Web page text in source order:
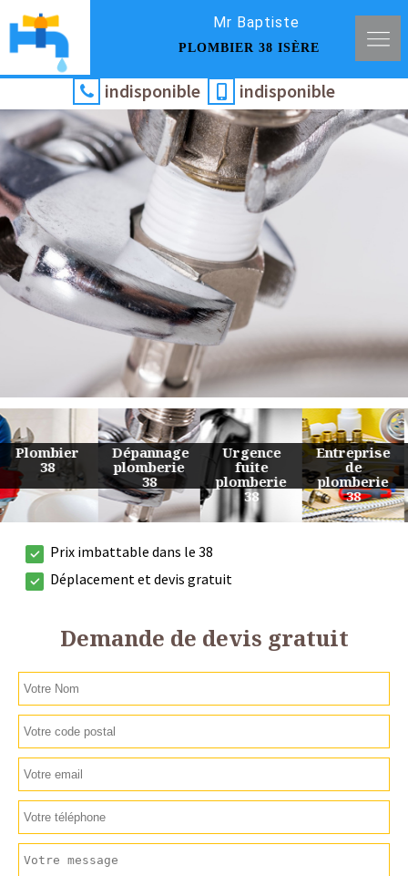
Mr Baptiste
PLOMBIER 38 ISÈRE
indisponible indisponible
Urgence
fuite
plomberie
38
Entreprise
de
plomberie
38
Travaux
de
plomberie
38
Devis
plomberie
38
Prix imbattable dans le 38
Déplacement et devis gratuit
Demande de devis gratuit